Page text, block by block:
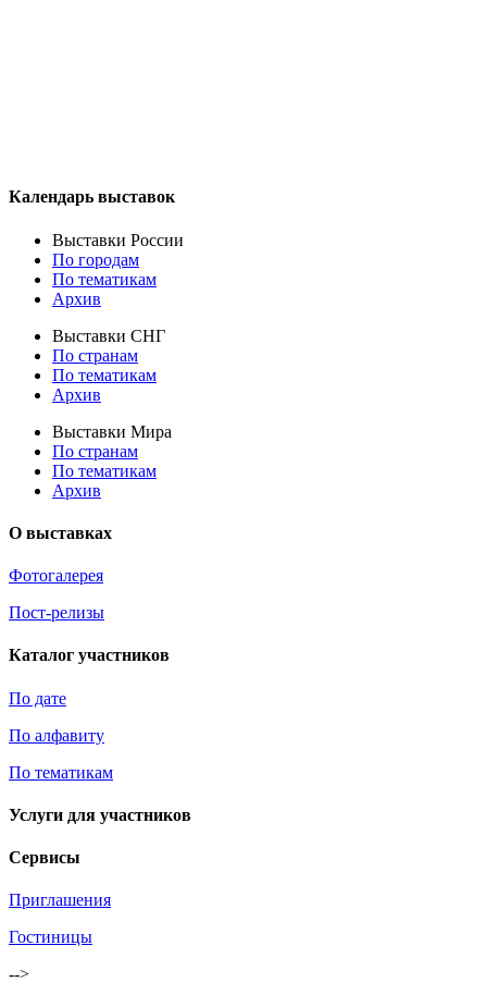
Календарь выставок
Выставки России
По городам
По тематикам
Архив
Выставки СНГ
По странам
По тематикам
Архив
Выставки Мира
По странам
По тематикам
Архив
О выставках
Фотогалерея
Пост-релизы
Каталог участников
По дате
По алфавиту
По тематикам
Услуги для участников
Сервисы
Приглашения
Гостиницы
-->